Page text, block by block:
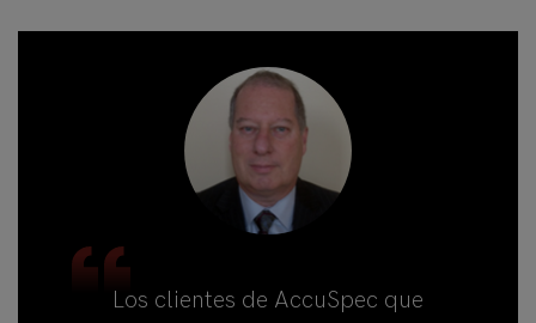
Los clientes de AccuSpec que